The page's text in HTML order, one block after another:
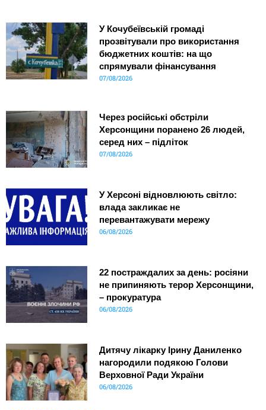
У Кочубеївській громаді
прозвітували про використання
бюджетних коштів: на що
спрямували фінансування
07/08/2026
Через російські обстріли
Херсонщини поранено 26 людей,
серед них – підліток
07/08/2026
У Херсоні відновлюють світло:
влада закликає не
перевантажувати мережу
06/08/2026
22 постраждалих за день: росіяни
не припиняють терор Херсонщини,
– прокуратура
06/08/2026
Дитячу лікарку Ірину Даниленко
нагородили подякою Голови
Верховної Ради України
06/08/2026